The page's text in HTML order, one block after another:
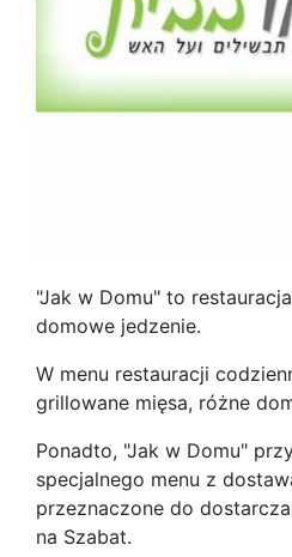
"Jak w Domu" to
domowe jedzenie.
W menu restauracji
grillowane mięsa, różne
Ponadto, "Jak w Domu"
specjalnego menu z
przeznaczone do
na Szabat.